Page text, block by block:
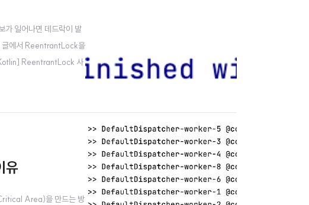
가 일어나면 데드락이 발
글에서 ReentrantLock을
ReentrantLock 사
유
Area)을 만드는 방